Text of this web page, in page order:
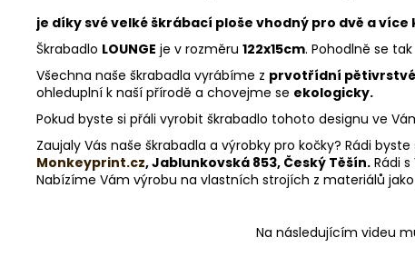
je díky své velké škrábací ploše vhodný pro dvě a více
Škrabadlo LOUNGE je v rozměru 122x15cm. Pohodlně se
Všechna naše škrabadla vyrábíme z prvotřídní
ohleduplní k naší přírodě a chovejme se ekologicky.
Pokud byste si přáli vyrobit škrabadlo tohoto designu ve
Zaujaly Vás naše škrabadla a výrobky pro kočky? Rádi
Monkeyprint.cz, Jablunkovská 853, Český Těšín. Rádi
Nabízíme Vám výrobu na vlastních strojích z materiálů
Na následujícím videu